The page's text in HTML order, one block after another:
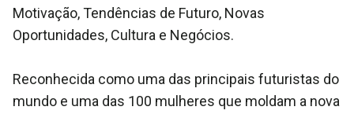
Motivação, Tendências de Futuro, Novas
Oportunidades, Cultura e Negócios.
Reconhecida como uma das principais futuristas do
mundo e uma das 100 mulheres que moldam a nova